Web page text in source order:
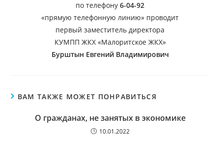
по телефону 6-04-92
«прямую телефонную линию» проводит
первый заместитель директора
КУМПП ЖКХ «Малоритское ЖКХ»
Бурштын Евгений Владимирович
ВАМ ТАКЖЕ МОЖЕТ ПОНРАВИТЬСЯ
О гражданах, не занятых в экономике
10.01.2022